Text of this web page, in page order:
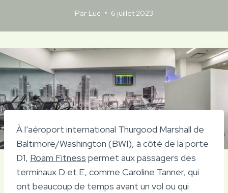
Par Luc 6 juillet 2023
À l’aéroport international Thurgood Marshall de
Baltimore/Washington (BWI), à côté de la porte
D1, Roam Fitness permet aux passagers des
terminaux D et E, comme Caroline Tanner, qui
ont beaucoup de temps avant un vol ou qui